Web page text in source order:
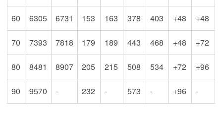
60 6305 6731 153 163 378 403 +48 +48
70 7393 7818 179 189 443 468 +48 +72
80 8481 8907 205 215 508 534 +72 +96
90 9570 - 232 - 573 - +96 -